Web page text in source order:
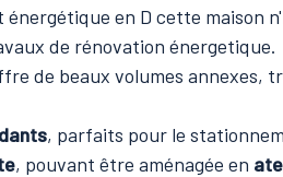
énergétique en D cette maison
de rénovation énergetique.
de beaux volumes annexes,
, parfaits pour le
, pouvant être aménagée en